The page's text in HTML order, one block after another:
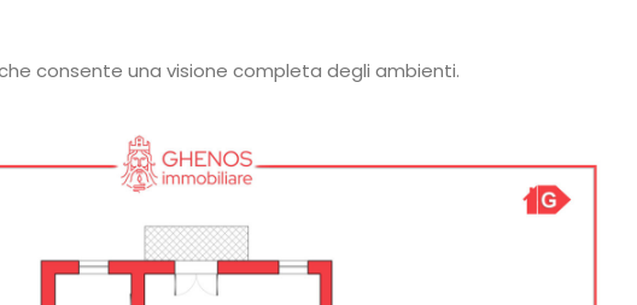
consente una visione completa degli ambienti.